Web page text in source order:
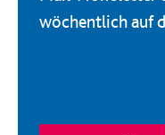
wöchentlich auf